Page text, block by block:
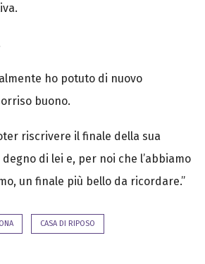
ho potuto di nuovo
buono.
riscrivere il finale della sua
di lei e, per noi che l’abbiamo
un finale più bello da ricordare.”
CASA DI RIPOSO